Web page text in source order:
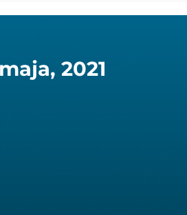
2021